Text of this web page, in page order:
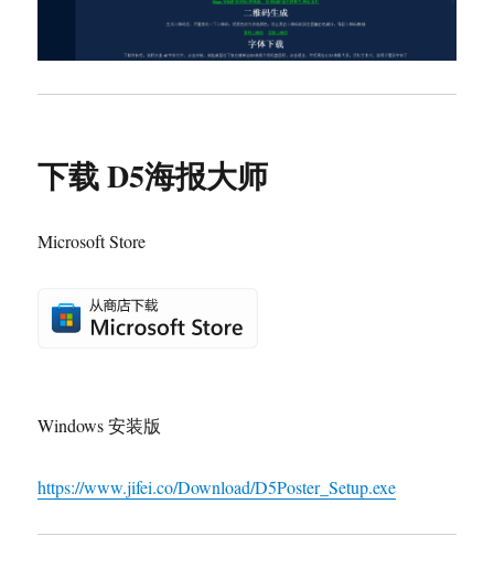
下载 D5海报大师
Microsoft Store
Windows 安装版
https://www.jifei.co/Download/D5Poster_Setup.exe